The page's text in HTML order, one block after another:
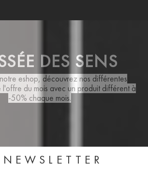
DES SENS
eshop, découvrez nos différentes
l'offre du mois avec un produit différent à
-50% chaque mois.
NEWSLETTER